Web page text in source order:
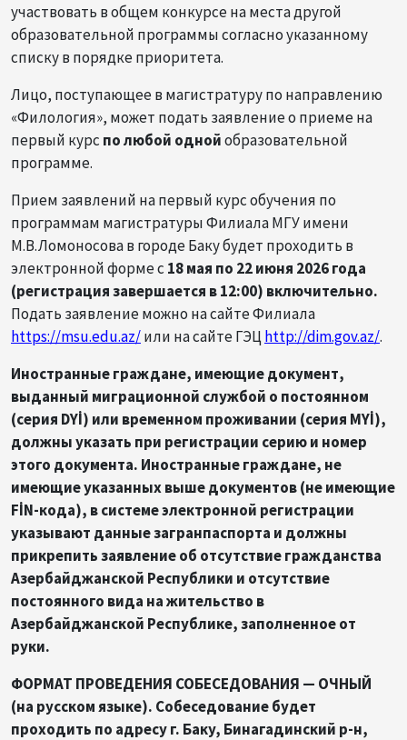
участвовать в общем конкурсе на места другой
образовательной программы согласно указанному
списку в порядке приоритета.
Лицо, поступающее в магистратуру по направлению
«Филология», может подать заявление о приеме на
первый курс по любой однойобразовательной
программе.
Прием заявлений на первый курс обучения по
программам магистратуры Филиала МГУ имени
М.В.Ломоносова в городе Баку будет проходить в
электронной форме с 18 мая по 22 июня 2026 года
(регистрация завершается в 12:00) включительно.
Подать заявление можно на сайте Филиала
https://msu.edu.az/или на сайте ГЭЦhttp://dim.gov.az/.
Иностранные граждане, имеющие документ,
выданный миграционной службой о постоянном
(серия DYİ) или временном проживании (серия MYİ),
должны указать при регистрации серию и номер
этого документа. Иностранные граждане, не
имеющие указанных выше документов (не имеющие
FİN-кода), в системе электронной регистрации
указывают данныезагранпаспорта и должны
прикрепить заявление об отсутствие гражданства
Азербайджанской Республики и отсутствие
постоянного вида на жительство в
Азербайджанской Республике, заполненное от
руки.
ФОРМАТ ПРОВЕДЕНИЯ СОБЕСЕДОВАНИЯ — ОЧНЫЙ
(на русском языке). Собеседование будет
проходить по адресу г. Баку, Бинагадинский р-н,